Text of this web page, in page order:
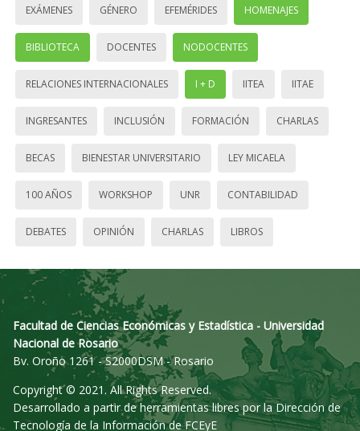
EXÁMENES GÉNERO EFEMÉRIDES HOMENAJES
BIBLIOTECA DOCENTES NODOCENTES
RELACIONES INTERNACIONALES I + D IITEA IITAE
INGRESANTES INCLUSIÓN FORMACIÓN CHARLAS
BECAS BIENESTAR UNIVERSITARIO LEY MICAELA
100 AÑOS WORKSHOP UNR CONTABILIDAD
DEBATES OPINIÓN CHARLAS LIBROS
Facultad de Ciencias Económicas y Estadística - Universidad
Nacional de Rosario
Bv. Oroño 1261 - S2000DSM - Rosario
Copyright © 2021. All Rights Reserved.
Desarrollado a partir de herramientas libres por la Dirección de
Tecnología de la Información de FCEyE